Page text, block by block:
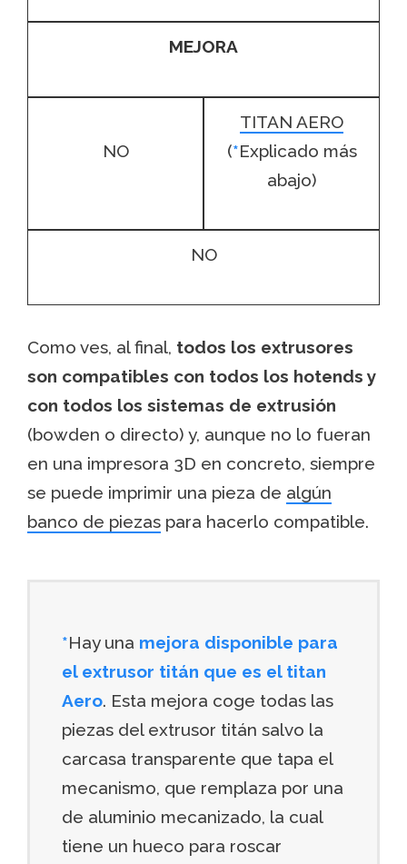
MEJORA
NO
TITAN AERO
(*Explicado más
abajo)
NO
Como ves, al final, todos los extrusores
son compatibles con todos los hotends y
con todos los sistemas de extrusión
(bowden o directo) y, aunque no lo fueran
en una impresora 3D en concreto, siempre
se puede imprimir una pieza de algún
banco de piezas para hacerlo compatible.
*Hay una mejora disponible para
el extrusor titán que es el titan
Aero. Esta mejora coge todas las
piezas del extrusor titán salvo la
carcasa transparente que tapa el
mecanismo, que remplaza por una
de aluminio mecanizado, la cual
tiene un hueco para roscar